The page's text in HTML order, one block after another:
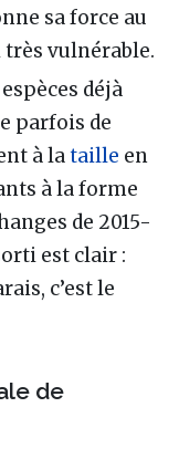
sa force au
très vulnérable.
déjà
parfois de
à lataille en
à la forme
de 2015-
est clair :
c’est le
de